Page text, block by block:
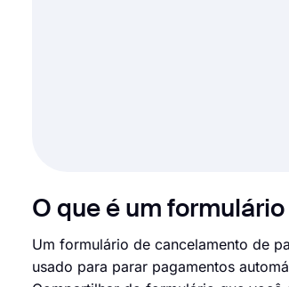
O que é um
Um formulário de cancelamento de
usado para parar pagamentos